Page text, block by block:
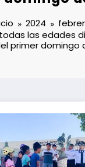
2024
las edades
primer domingo